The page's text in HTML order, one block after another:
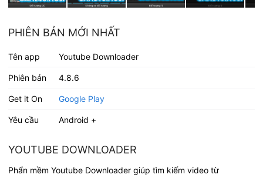
PHIÊN BẢN MỚI NHẤT
Tên app Youtube Downloader
Phiên bản 4.8.6
Get it On Google Play
Yêu cầu Android +
YOUTUBE DOWNLOADER
Phẩn mềm Youtube Downloader giúp tìm kiếm video từ